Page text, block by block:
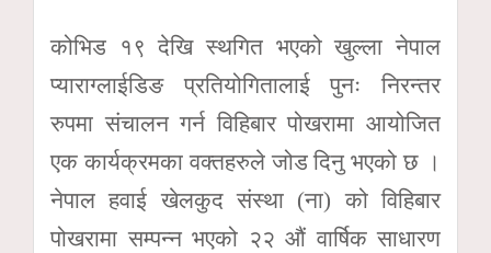
कोभिड १९ देखि स्थगित भएको खुल्ला नेपाल
प्याराग्लाईडिङ प्रतियोगितालाई पुनः निरन्तर
रुपमा संचालन गर्न विहिबार पोखरामा आयोजित
एक कार्यक्रमका वक्तहरुले जोड दिनु भएको छ ।
नेपाल हवाई खेलकुद संस्था (ना) को विहिबार
पोखरामा सम्पन्न भएको २२ औं वार्षिक साधारण